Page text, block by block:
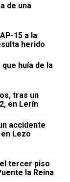
de una
15 a la
herido
huía de la
tras un
en Lerín
accidente
Lezo
tercer piso
la Reina